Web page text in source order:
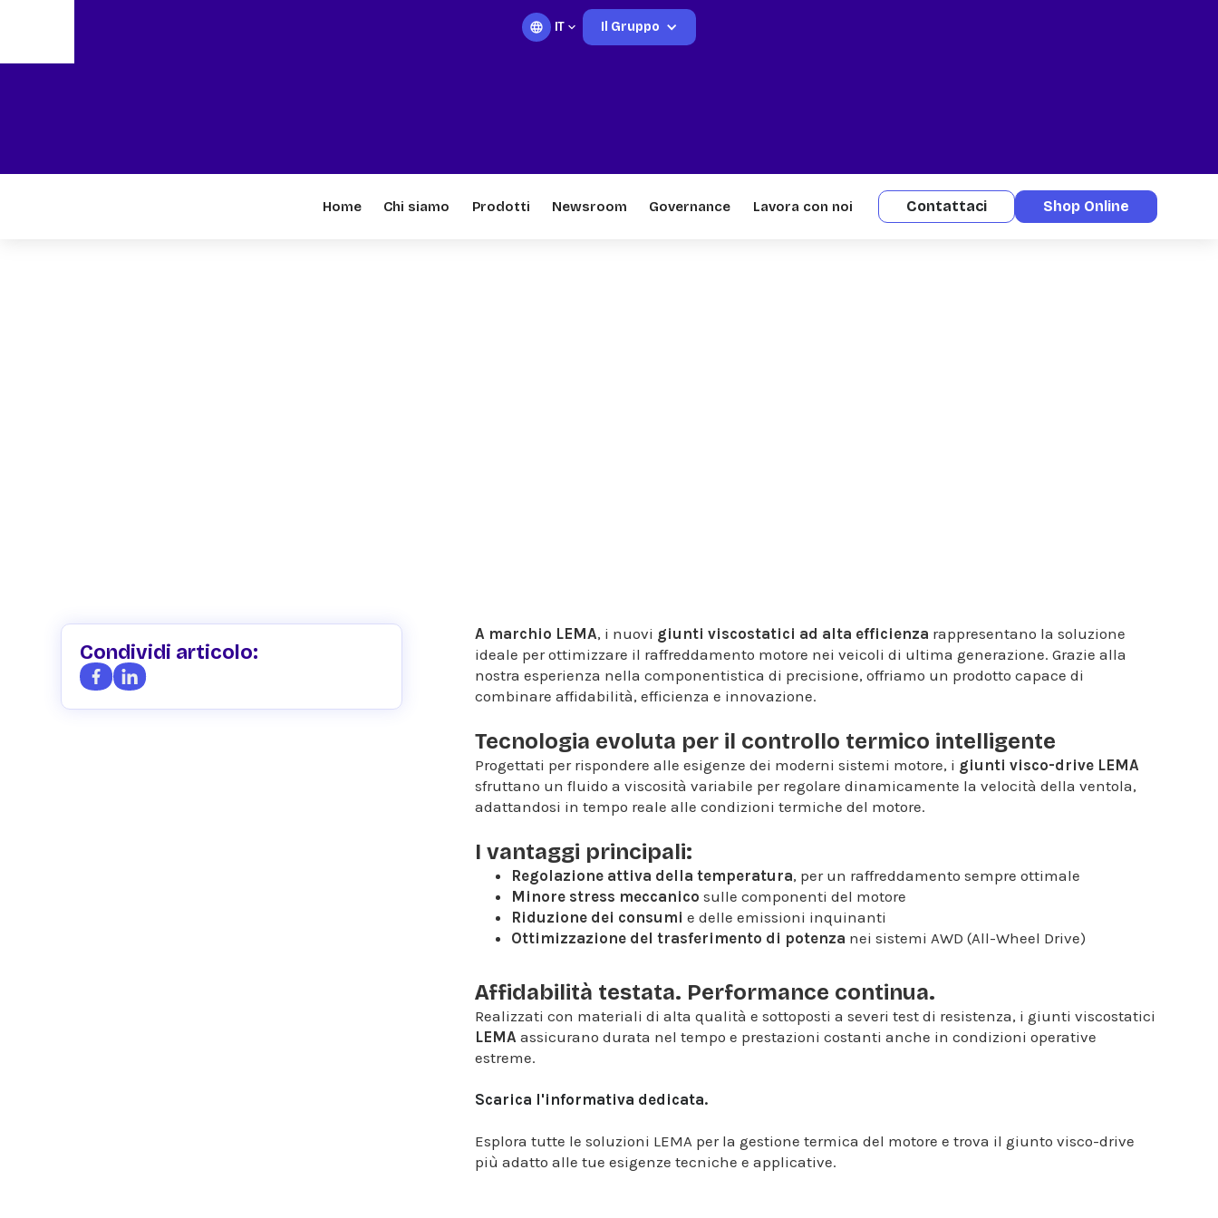
IT Il Gruppo
Home Chi siamo Prodotti Newsroom Governance Lavora con noi Contattaci Shop Online
Condividi articolo:
A marchio LEMA, i nuovi giunti viscostatici ad alta efficienza rappresentano la soluzione
ideale per ottimizzare il raffreddamento motore nei veicoli di ultima generazione. Grazie alla
nostra esperienza nella componentistica di precisione, offriamo un prodotto capace di
combinare affidabilità, efficienza e innovazione.
Tecnologia evoluta per il controllo termico intelligente
Progettati per rispondere alle esigenze dei moderni sistemi motore, i giunti visco-drive LEMA
sfruttano un fluido a viscosità variabile per regolare dinamicamente la velocità della ventola,
adattandosi in tempo reale alle condizioni termiche del motore.
I vantaggi principali:
Regolazione attiva della temperatura, per un raffreddamento sempre ottimale
Minore stress meccanico sulle componenti del motore
Riduzione dei consumi e delle emissioni inquinanti
Ottimizzazione del trasferimento di potenza nei sistemi AWD (All-Wheel Drive)
Affidabilità testata. Performance continua.
Realizzati con materiali di alta qualità e sottoposti a severi test di resistenza, i giunti viscostatici
LEMA assicurano durata nel tempo e prestazioni costanti anche in condizioni operative
estreme.
Scarica l'informativa dedicata.
Esplora tutte le soluzioni LEMA per la gestione termica del motore e trova il giunto visco-drive
più adatto alle tue esigenze tecniche e applicative.